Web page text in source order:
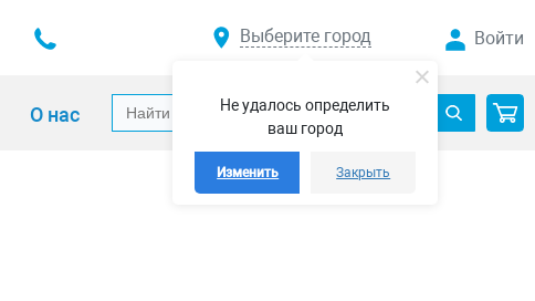
Не удалось определить
ваш город
Изменить Закрыть
Выберите город Войти
О нас